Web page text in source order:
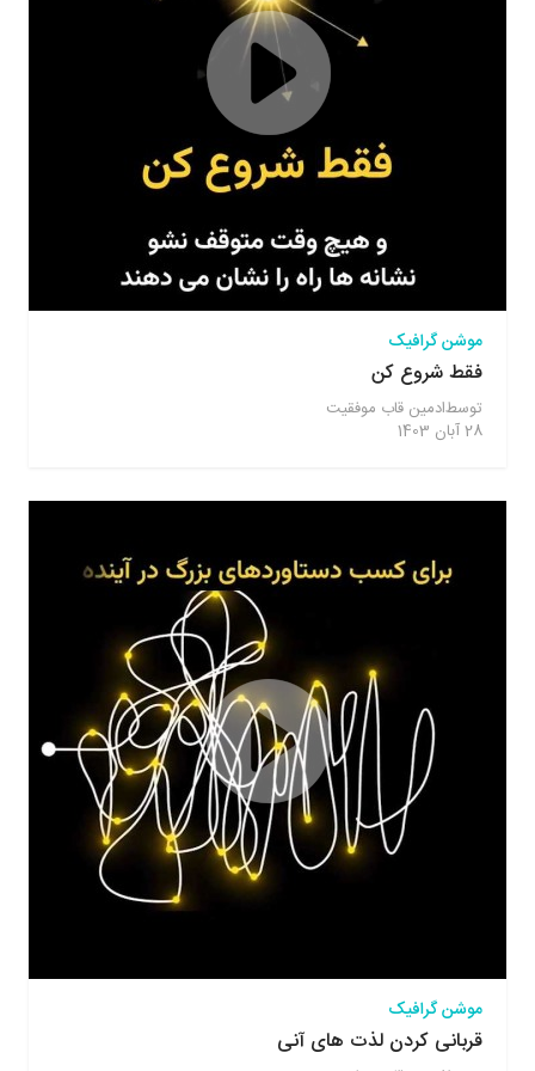
موشن گرافیک
فقط شروع کن
توسطادمین قاب موفقیت
28 آبان 1403
موشن گرافیک
قربانی کردن لذت های آنی